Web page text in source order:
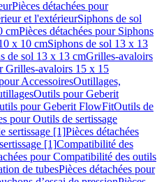
Pièces détachées pour
et l'extérieurSiphons de sol
cmPièces détachées pour Siphons
x 10 cmSiphons de sol 13 x 13
de sol 13 x 13 cmGrilles-avaloirs
Grilles-avaloirs 15 x 15
AccessoiresOutillages,
Outils pour Geberit
pour Geberit FlowFitOutils de
pour Outils de sertissage
sertissage [1]Pièces détachées
[1]Compatibilité des
pour Compatibilité des outils
de tubesPièces détachées pour